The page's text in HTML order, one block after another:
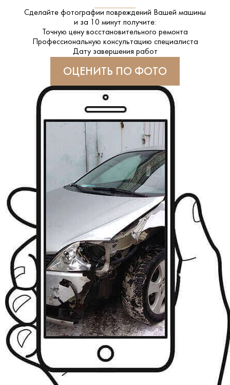
Сделайте фотографии повреждений Вашей машины
и за 10 минут получите:
Точную цену восстановительного ремонта
Профессиональную консультацию специалиста
Дату завершения работ
ОЦЕНИТЬ ПО ФОТО